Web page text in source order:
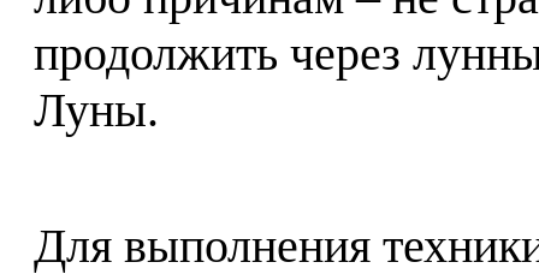
продолжить через
Луны.
Для выполнения